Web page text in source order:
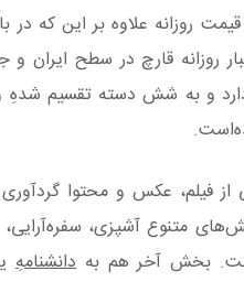
دارد و قیمت روزانه علاوه بر این
روزانه قارچ در سطح ایران
و به شش دسته تقسیم شدهِ
از فیلم، عکس و محتوا
متنوع آشپزی،
بخش آخر هم به دانشنامهِ